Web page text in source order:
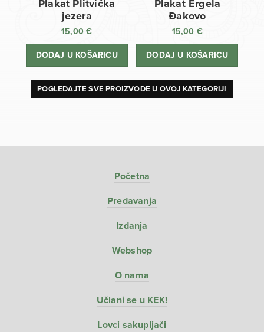
Plakat Plitvička
jezera
15,00€
DODAJ U KOŠARICU
Plakat Ergela
Đakovo
15,00 €
DODAJ U KOŠARICU
POGLEDAJTE SVE PROIZVODE U OVOJ KATEGORIJI
Početna
Predavanja
Izdanja
Webshop
O nama
Učlani se u KEK!
Lovci sakupljači